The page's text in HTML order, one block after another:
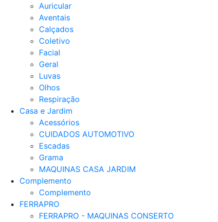
Auricular
Aventais
Calçados
Coletivo
Facial
Geral
Luvas
Olhos
Respiração
Casa e Jardim
Acessórios
CUIDADOS AUTOMOTIVO
Escadas
Grama
MAQUINAS CASA JARDIM
Complemento
Complemento
FERRAPRO
FERRAPRO - MAQUINAS CONSERTO